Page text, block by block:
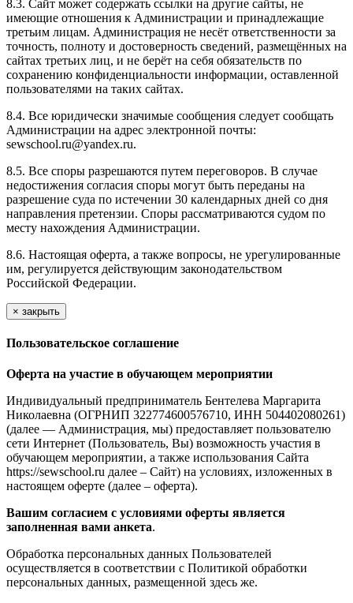
8.3. Сайт может содержать ссылки на другие сайты, не
имеющие отношения к Администрации и принадлежащие
третьим лицам. Администрация не несёт ответственности за
точность, полноту и достоверность сведений, размещённых на
сайтах третьих лиц, и не берёт на себя обязательств по
сохранению конфиденциальности информации, оставленной
пользователями на таких сайтах.
8.4. Все юридически значимые сообщения следует сообщать
Администрации на адрес электронной почты:
sewschool.ru@yandex.ru.
8.5. Все споры разрешаются путем переговоров. В случае
недостижения согласия споры могут быть переданы на
разрешение суда по истечении 30 календарных дней со дня
направления претензии. Споры рассматриваются судом по
месту нахождения Администрации.
8.6. Настоящая оферта, а также вопросы, не урегулированные
им, регулируется действующим законодательством
Российской Федерации.
× закрыть
Пользовательское соглашение
Оферта на участие в обучающем мероприятии
Индивидуальный предприниматель Бентелева Маргарита
Николаевна (ОГРНИП 322774600576710, ИНН 504402080261)
(далее — Администрация, мы) предоставляет пользователю
сети Интернет (Пользователь, Вы) возможность участия в
обучающем мероприятии, а также использования Сайта
https://sewschool.ru далее – Сайт) на условиях, изложенных в
настоящем оферте (далее – оферта).
Вашим согласием с условиями оферты является
заполненная вами анкета.
Обработка персональных данных Пользователей
осуществляется в соответствии с Политикой обработки
персональных данных, размещенной здесь же.